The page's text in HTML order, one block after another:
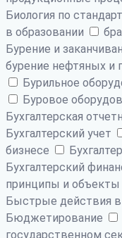
Биология по
в образовании
Бурение и
бурение нефтяных и
Бурильное
Буровое
Бухгалтерская
Бухгалтерский учет
бизнесе
Бухгалтерский
принципы и объекты
Быстрые действия в
Бюджетирование
государственном